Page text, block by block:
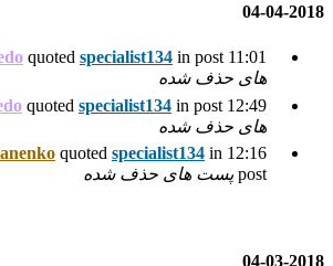
Cero Miedo quoted پست
Cero Miedoquoted پست
Fedor Emelianenko
quoted